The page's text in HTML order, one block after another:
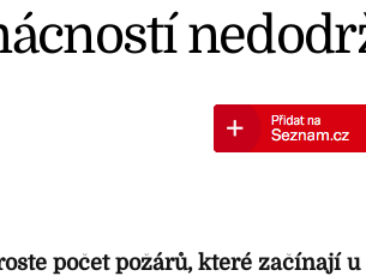
počet požárů, které začínají